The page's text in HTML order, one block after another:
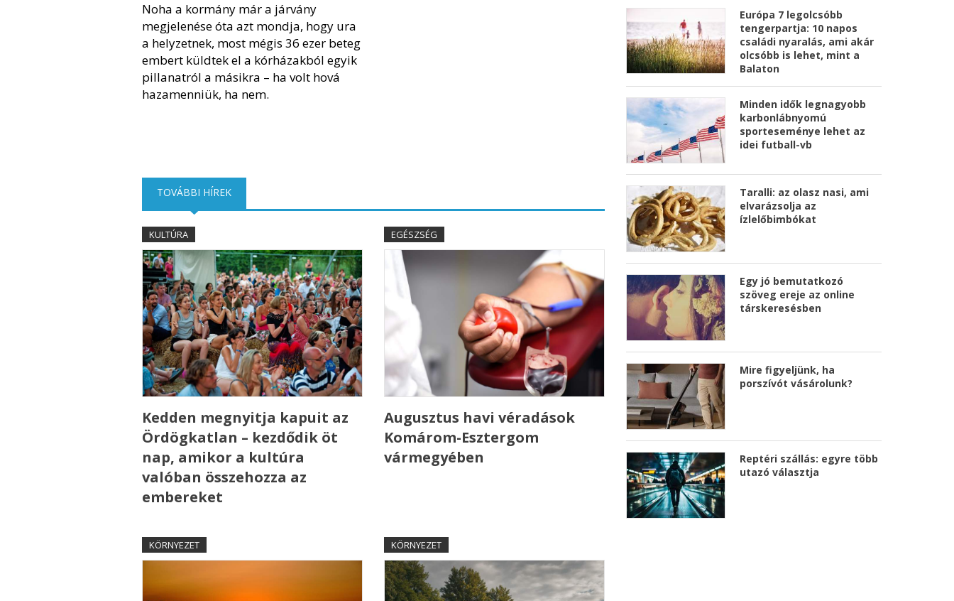
Noha a kormány már a járvány
megjelenése óta azt mondja, hogy ura
a helyzetnek, most mégis 36 ezer beteg
embert küldtek el a kórházakból egyik
pillanatról a másikra – ha volt hová
hazamenniük, ha nem.
TOVÁBBI HÍREK(AKTÍV FÜL)
KULTÚRA
Kedden megnyitja kapuit az
Ördögkatlan – kezdődik öt
nap, amikor a kultúra
valóban összehozza az
embereket
EGÉSZSÉG
Augusztus havi véradások
Komárom-Esztergom
vármegyében
KÖRNYEZET KÖRNYEZET
Európa 7 legolcsóbb
tengerpartja: 10 napos
családi nyaralás, ami akár
olcsóbb is lehet, mint a
Balaton
Minden idők legnagyobb
karbonlábnyomú
sporteseménye lehet az
idei futball-vb
Taralli: az olasz nasi, ami
elvarázsolja az
ízlelőbimbókat
Egy jó bemutatkozó
szöveg ereje az online
társkeresésben
Mire figyeljünk, ha
porszívót vásárolunk?
Reptéri szállás: egyre több
utazó választja